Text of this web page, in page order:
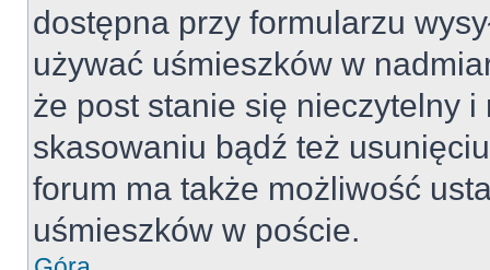
dostępna przy formularzu
używać uśmieszków w
że post stanie się nieczytelny
skasowaniu bądź też
forum ma także możliwość
uśmieszków w poście.